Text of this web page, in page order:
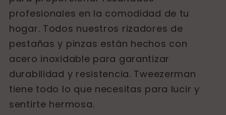
profesionales en la comodidad de tu
hogar. Todos nuestros rizadores de
pestañas y pinzas están hechos con
acero inoxidable para garantizar
durabilidad y resistencia. Tweezerman
tiene todo lo que necesitas para lucir y
sentirte hermosa.